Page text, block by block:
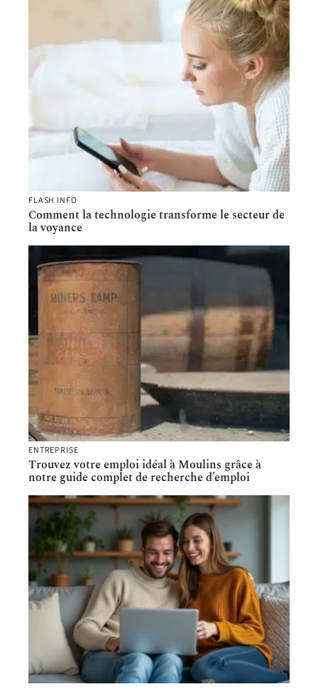
FLASH INFO
Comment la technologie transforme le secteur de
la voyance
ENTREPRISE
Trouvez votre emploi idéal à Moulins grâce à
notre guide complet de recherche d’emploi